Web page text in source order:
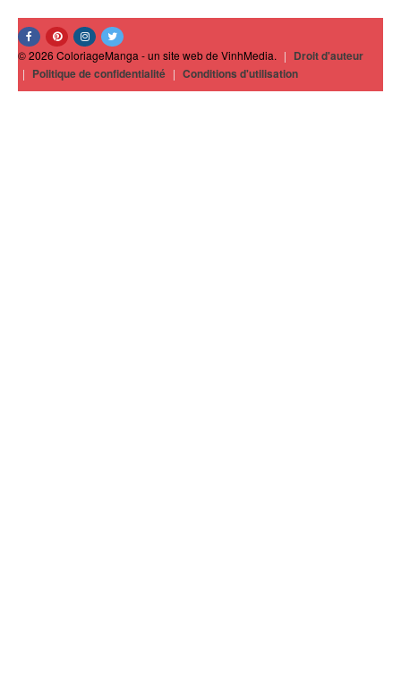
© 2026 ColoriageManga - un site web de VinhMedia. | Droit d'auteur
| Politique de confidentialité | Conditions d'utilisation